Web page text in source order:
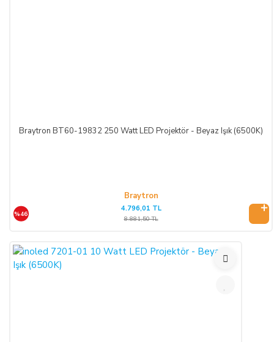
Braytron BT60-19832 250 Watt LED Projektör - Beyaz Işık (6500K)
Braytron
%46
4.796,01 TL
8.881,50 TL